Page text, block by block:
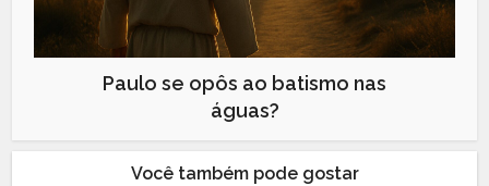
Paulo se opôs ao batismo nas
águas?
Você também pode gostar